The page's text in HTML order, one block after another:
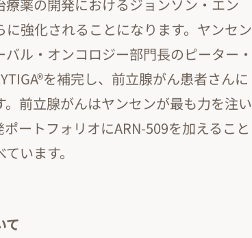
薬の開発におけるジョンソン・エン
強化されることになります。ヤンセン
ル・オンコロジー部門長のピーター・
を補完し、前立腺がん患者さんに
前立腺がんはヤンセンが最も力を注い
ートフォリオにARN-509を加えること
います。
て